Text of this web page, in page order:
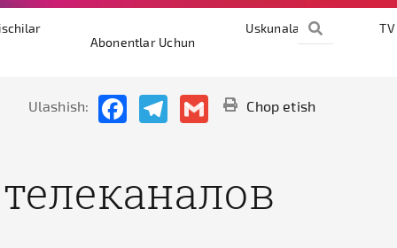
Abonentlar Uchun
Uskunalar
Ulashish: FacebookTelegramGmail Chop etish